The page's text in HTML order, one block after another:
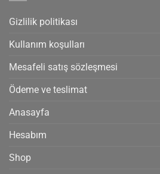
Gizlilik politikası
Kullanım koşulları
Mesafeli satış sözleşmesi
Ödeme ve teslimat
Anasayfa
Hesabım
Shop